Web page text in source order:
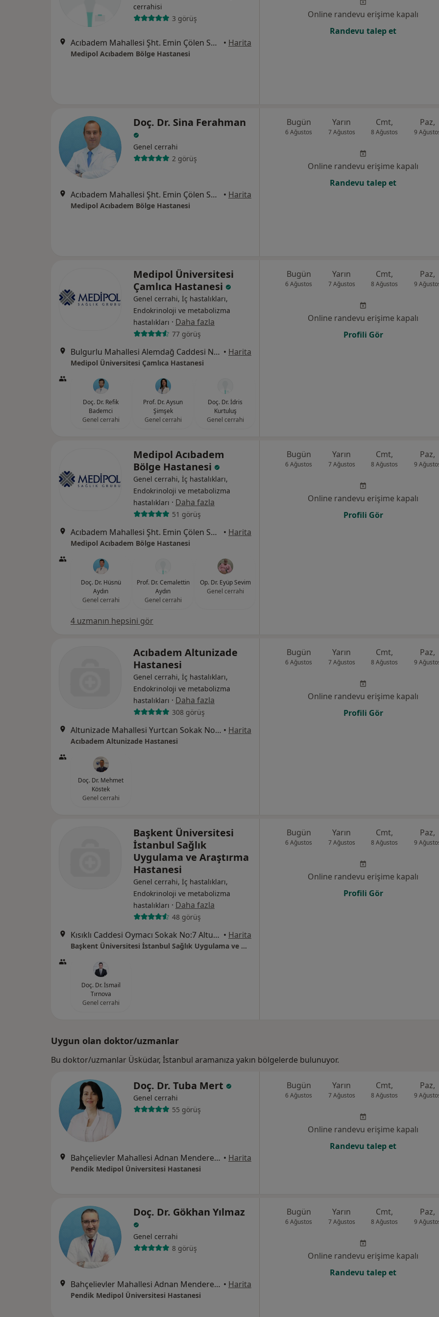
cerrahisi
3 görüş
Acıbadem Mahallesi Şht. Emin Çölen Sokağı No:4, Kadıköy • Harita
Medipol Acıbadem Bölge Hastanesi
Online randevu erişime kapalı
Randevu talep et
Doç. Dr. Sina Ferahman
Genel cerrahi
2 görüş
Acıbadem Mahallesi Şht. Emin Çölen Sokağı No:4, Kadıköy • Harita
Medipol Acıbadem Bölge Hastanesi
Bugün
6 Ağustos
Yarın
7 Ağustos
Cmt,
8 Ağustos
Paz,
9
Online randevu erişime kapalı
Randevu talep et
Medipol Üniversitesi
Çamlıca Hastanesi
Genel cerrahi, İç hastalıkları,
Endokrinoloji ve metabolizma
hastalıkları · Daha fazla
77 görüş
Bulgurlu Mahallesi Alemdağ Caddesi No:100, Üsküdar • Harita
Medipol Üniversitesi Çamlıca Hastanesi
Doç. Dr. Refik
Bademci
Genel cerrahi
Prof. Dr. Aysun
Şimşek
Genel cerrahi
Doç. Dr. İdris
Kurtuluş
Genel cerrahi
Bugün
6 Ağustos
Yarın
7 Ağustos
Cmt,
8 Ağustos
Paz,
9
Online randevu erişime kapalı
Profili Gör
Medipol Acıbadem
Bölge Hastanesi
Genel cerrahi, İç hastalıkları,
Endokrinoloji ve metabolizma
hastalıkları · Daha fazla
51 görüş
Acıbadem Mahallesi Şht. Emin Çölen Sokağı No:4, Kadıköy • Harita
Medipol Acıbadem Bölge Hastanesi
Doç. Dr. Hüsnü
Aydın
Genel cerrahi
Prof. Dr. Cemalettin
Aydın
Genel cerrahi
Op. Dr. Eyüp Sevim
Genel cerrahi
4 uzmanın hepsini gör
Bugün
6 Ağustos
Yarın
7 Ağustos
Cmt,
8 Ağustos
Paz,
9
Online randevu erişime kapalı
Profili Gör
Acıbadem Altunizade
Hastanesi
Genel cerrahi, İç hastalıkları,
Endokrinoloji ve metabolizma
hastalıkları · Daha fazla
308 görüş
Altunizade Mahallesi Yurtcan Sokak No:1, Üsküdar • Harita
Acıbadem Altunizade Hastanesi
Doç. Dr. Mehmet
Köstek
Genel cerrahi
Bugün
6 Ağustos
Yarın
7 Ağustos
Cmt,
8 Ağustos
Paz,
9
Online randevu erişime kapalı
Profili Gör
Başkent Üniversitesi
İstanbul Sağlık
Uygulama ve Araştırma
Hastanesi
Genel cerrahi, İç hastalıkları,
Endokrinoloji ve metabolizma
hastalıkları · Daha fazla
48 görüş
Kısıklı Caddesi Oymacı Sokak No:7 Altunizade, Üsküdar • Harita
Başkent Üniversitesi İstanbul Sağlık Uygulama ve Araştırma Hastanesi
Doç. Dr. İsmail
Tırnova
Genel cerrahi
Bugün
6 Ağustos
Yarın
7 Ağustos
Cmt,
8 Ağustos
Paz,
9
Online randevu erişime kapalı
Profili Gör
Uygun olan doktor/uzmanlar
Bu doktor/uzmanlar Üsküdar, İstanbul aramanıza yakın bölgelerde bulunuyor.
Doç. Dr. Tuba Mert
Genel cerrahi
55 görüş
Bahçelievler Mahallesi Adnan Menderes Bulvarı No:31, Pendik • Harita
Pendik Medipol Üniversitesi Hastanesi
Bugün
6 Ağustos
Yarın
7 Ağustos
Cmt,
8 Ağustos
Paz,
9
Online randevu erişime kapalı
Randevu talep et
Doç. Dr. Gökhan Yılmaz
Genel cerrahi
8 görüş
Bahçelievler Mahallesi Adnan Menderes Bulvarı No:31, Pendik • Harita
Pendik Medipol Üniversitesi Hastanesi
Bugün
6 Ağustos
Yarın
7 Ağustos
Cmt,
8 Ağustos
Paz,
9
Online randevu erişime kapalı
Randevu talep et